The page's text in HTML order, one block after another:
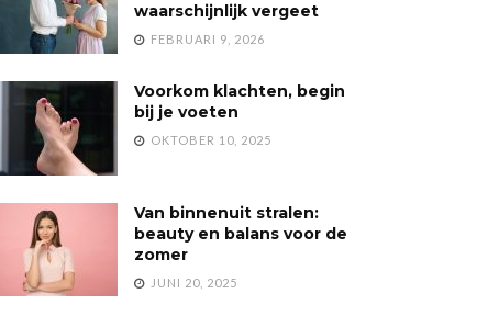
waarschijnlijk vergeet
FEBRUARI 9, 2026
Voorkom klachten, begin
bij je voeten
OKTOBER 10, 2025
Van binnenuit stralen:
beauty en balans voor de
zomer
JUNI 20, 2025